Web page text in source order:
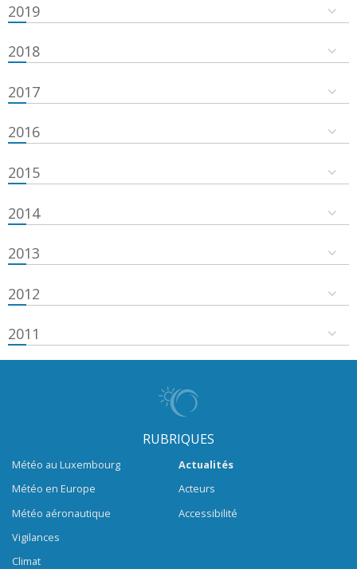
2019
2018
2017
2016
2015
2014
2013
2012
2011
RUBRIQUES
Météo au Luxembourg
Météo en Europe
Météo aéronautique
Vigilances
Climat
Actualités
Acteurs
Accessibilité